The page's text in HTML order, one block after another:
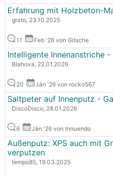
Erfahrung mit Holzbeton-
grato, 23.10.2025
11 Feb '26 von Gitsche
Intelligente Innenanstriche
Blahova, 22.01.2026
20 Jän '26 von rocko567
Saltpeter auf Innenputz -
DiscoDisco, 28.01.2026
6 Jän '26 von Innuendo
Außenputz: XPS auch mit
verputzen
tempo85, 19.03.2025